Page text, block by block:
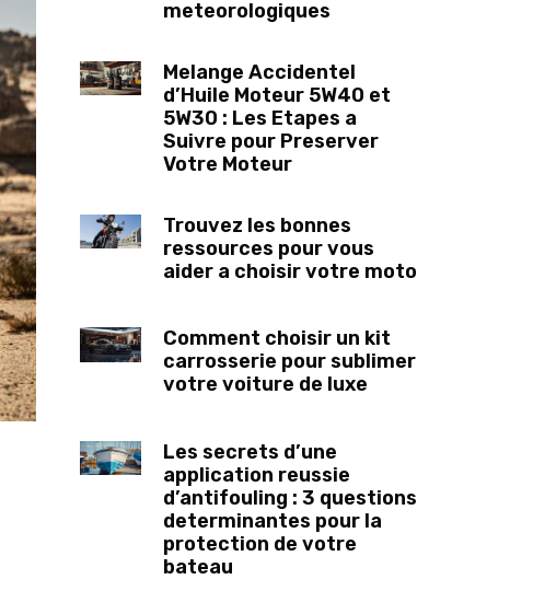
meteorologiques
Melange Accidentel
d’Huile Moteur 5W40 et
5W30 : Les Etapes a
Suivre pour Preserver
Votre Moteur
Trouvez les bonnes
ressources pour vous
aider a choisir votre moto
Comment choisir un kit
carrosserie pour sublimer
votre voiture de luxe
Les secrets d’une
application reussie
d’antifouling : 3 questions
determinantes pour la
protection de votre
bateau